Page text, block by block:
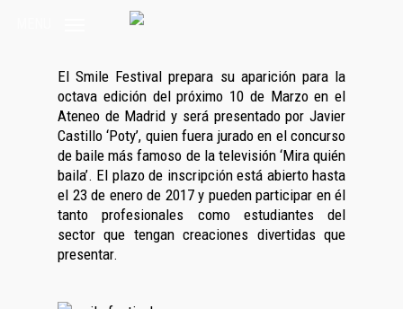
El Smile Festival prepara su aparición para la
octava edición del próximo 10 de Marzo en el
Ateneo de Madrid y será presentado por Javier
Castillo ‘Poty’, quien fuera jurado en el concurso
de baile más famoso de la televisión ‘Mira quién
baila’. El plazo de inscripción está abierto hasta
el 23 de enero de 2017 y pueden participar en él
tanto profesionales como estudiantes del
sector que tengan creaciones divertidas que
presentar.